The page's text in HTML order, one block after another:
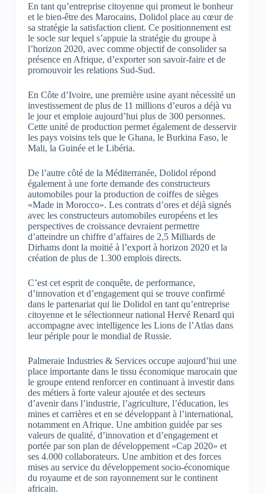
En tant qu’entreprise citoyenne qui promeut le bonheur
et le bien-être des Marocains, Dolidol place au cœur de
sa stratégie la satisfaction client. Ce positionnement est
le socle sur lequel s’appuie la stratégie du groupe à
l’horizon 2020, avec comme objectif de consolider sa
présence en Afrique, d’exporter son savoir-faire et de
promouvoir les relations Sud-Sud.
En Côte d’Ivoire, une première usine ayant nécessité un
investissement de plus de 11 millions d’euros a déjà vu
le jour et emploie aujourd’hui plus de 300 personnes.
Cette unité de production permet également de desservir
les pays voisins tels que le Ghana, le Burkina Faso, le
Mali, la Guinée et le Libéria.
De l’autre côté de la Méditerranée, Dolidol répond
également à une forte demande des constructeurs
automobiles pour la production de coiffes de sièges
«Made in Morocco». Les contrats d’ores et déjà signés
avec les constructeurs automobiles européens et les
perspectives de croissance devraient permettre
d’atteindre un chiffre d’affaires de 2,5 Milliards de
Dirhams dont la moitié à l’export à horizon 2020 et la
création de plus de 1.300 emplois directs.
C’est cet esprit de conquête, de performance,
d’innovation et d’engagement qui se trouve confirmé
dans le partenariat qui lie Dolidol en tant qu’entreprise
citoyenne et le sélectionneur national Hervé Renard qui
accompagne avec intelligence les Lions de l’Atlas dans
leur périple pour le mondial de Russie.
Palmeraie Industries & Services occupe aujourd’hui une
place importante dans le tissu économique marocain que
le groupe entend renforcer en continuant à investir dans
des métiers à forte valeur ajoutée et des secteurs
d’avenir dans l’industrie, l’agriculture, l’éducation, les
mines et carrières et en se développant à l’international,
notamment en Afrique. Une ambition guidée par ses
valeurs de qualité, d’innovation et d’engagement et
portée par son plan de développement «Cap 2020» et
ses 4.000 collaborateurs. Une ambition et des forces
mises au service du développement socio-économique
du royaume et de son rayonnement sur le continent
africain.